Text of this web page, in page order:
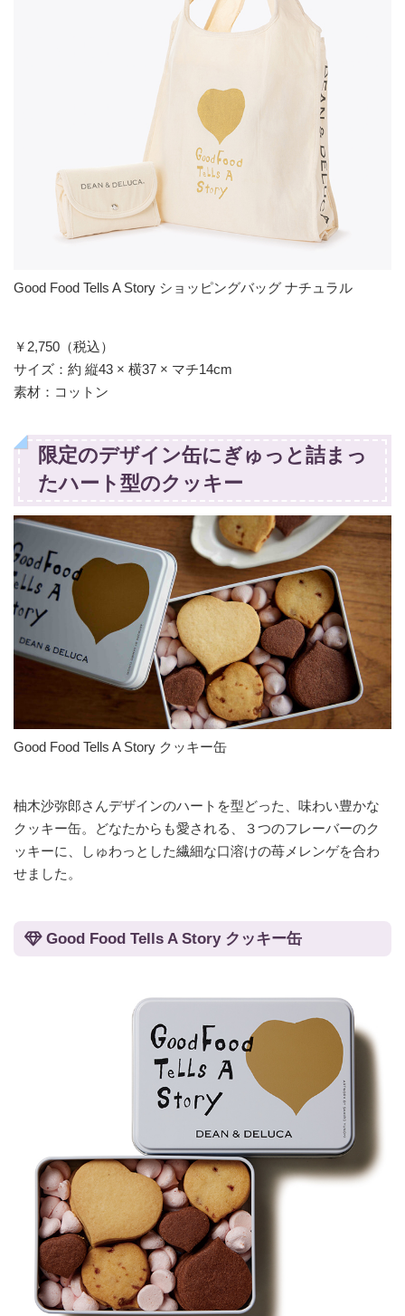
Good Food Tells A Story ショッピングバッグ ナチュラル
￥2,750（税込）
サイズ：約 縦43 × 横37 × マチ14cm
素材：コットン
限定のデザイン缶にぎゅっと詰まっ
たハート型のクッキー
Good Food Tells A Story クッキー缶
柚木沙弥郎さんデザインのハートを型どった、味わい豊かな
クッキー缶。どなたからも愛される、３つのフレーバーのク
ッキーに、しゅわっとした繊細な口溶けの苺メレンゲを合わ
せました。
Good Food Tells A Story クッキー缶